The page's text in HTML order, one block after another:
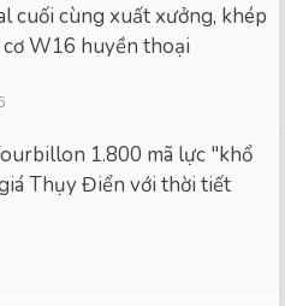
cuối cùng xuất xưởng, khép
W16 huyền thoại
1.800 mã lực "khổ
Thụy Điển với thời tiết